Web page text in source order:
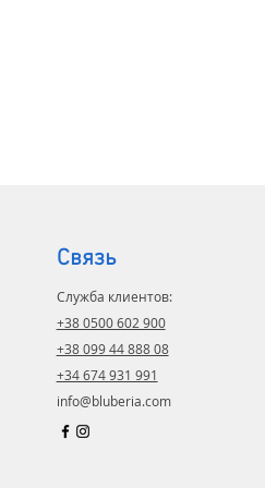
Связь
Служба клиентов:
+38 0500 602 900
+38 099 44 888 08
+34 674 931 991
info@bluberia.com